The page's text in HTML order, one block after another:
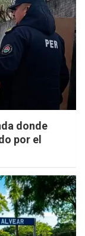
donde
por el